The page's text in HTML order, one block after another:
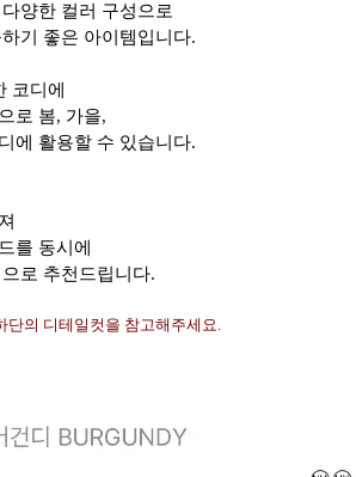
양한 컬러 구성으로
기 좋은 아이템입니다.
코디에
로 봄, 가을,
에 활용할 수 있습니다.
를 동시에
로 추천드립니다.
의 디테일컷을 참고해주세요.